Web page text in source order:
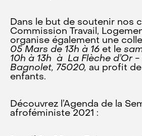
Dans le but de soutenir nos
Commission Travail,
organise également une
05 Mars de 13h à 16 et le
10h à 13h à
La Flèche d’Or
Bagnolet, 75020, au profit
enfants.
Découvrez l’Agenda de la
afroféministe 2021 :